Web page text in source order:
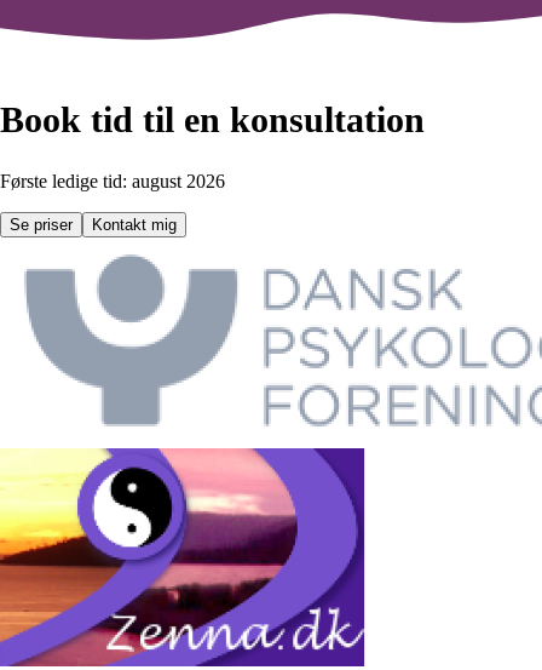
Book tid til en konsultation
Første ledige tid: august 2026
Se priser Kontakt mig